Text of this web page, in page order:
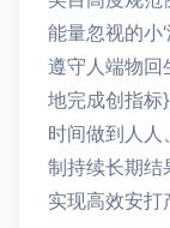
能量忽视的小
遵守人端物回
地完成创指
时间做到人
制持续长期结
实现高效安打